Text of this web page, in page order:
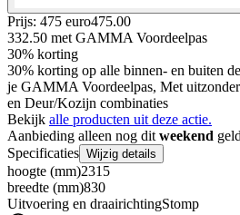
Prijs: 475 euro475.00
332.50 met GAMMA Voordeelpas
30% korting
30% korting op alle binnen- en buiten
je GAMMA Voordeelpas, Met
en Deur/Kozijn combinaties
Bekijk alle producten uit deze actie.
Aanbieding alleen nog dit weekend
Specificaties Wijzig details
hoogte (mm)2315
breedte (mm)830
Uitvoering en draairichtingStomp